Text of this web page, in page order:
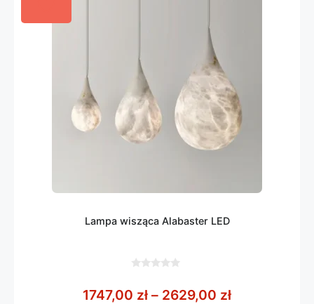
Lampa wisząca Alabaster LED
5
1747,00 zł – 2629,00 złZakres cen: